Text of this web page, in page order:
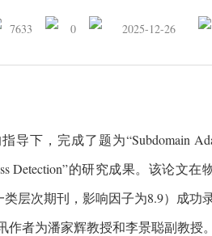
7633 0 2025-12-26
下，完成了题为“Subdomain
Detection”的研究成果。该论文在
层次期刊，影响因子为8.9）成功录
作者为潘家辉教授和李景聪副教授